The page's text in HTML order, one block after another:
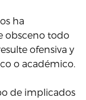
ha
obsceno todo
ofensiva y
o académico.
de implicados